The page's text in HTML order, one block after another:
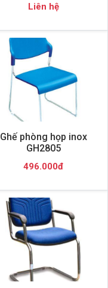
Liên hệ
Ghế phòng họp inox
GH2805
496.000đ